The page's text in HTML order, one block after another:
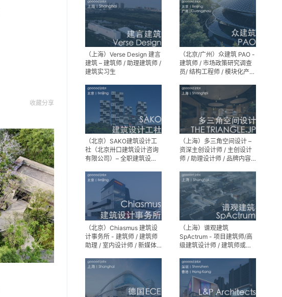
收藏分享
（上海）Verse Design 建言
建筑 – 建筑师 / 助理建筑师 /
建筑实习生
（北京/广州）众建筑 PAO -
建筑师 / 市场政策研究调查
员/ 结构工程师 / 模块化产品
师 / 机电工程师 / 实习生
（北京）SAKO建筑设计工
社（北京卅口建筑设计咨询
有限公司）– 全职建筑设计
（上海）多三角空间设计 –
资深主创设计师 / 主创设计
师 / 助理设计师 / 品牌内容
（北京）Chiasmus 建筑设
计事务所 - 建筑师 / 建筑师
助理 / 室内设计师 / 新媒体
（上海）谱观建筑
SpActrum - 项目建筑师/高
级建筑设计师 / 建筑师或助
媒体助理 / 实习生（建筑设
计/媒体，长期有效）